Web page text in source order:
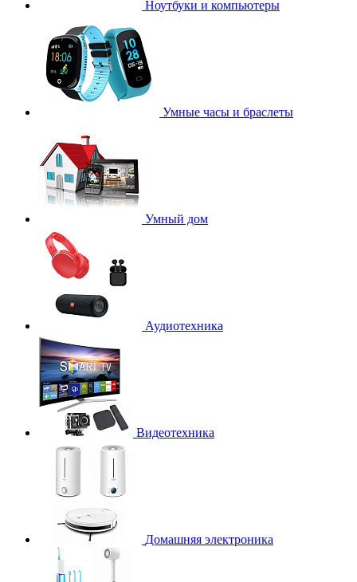
Ноутбуки и компьютеры
Умные часы и браслеты
Умный дом
Аудиотехника
Видеотехника
Домашняя электроника